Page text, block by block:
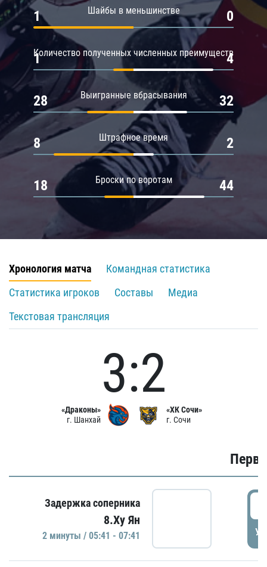
Шайбы в меньшинстве
1 0
Количество полученных численных преимуществ
1 4
Выигранные вбрасывания
28 32
Штрафное время
8 2
Броски по воротам
18 44
Хронология матча
Командная статистика
Статистика игроков
Составы
Медиа
Текстовая трансляция
«Драконы»
г. Шанхай
3:2
«ХК Сочи»
г. Сочи
Задержка соперника
8.Ху Ян
2 минуты / 05:41 - 07:41